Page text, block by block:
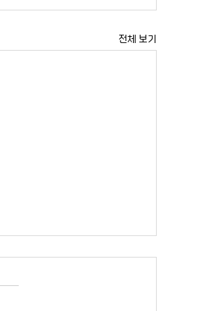
전체 보기
호] 조영웅 전문연구원